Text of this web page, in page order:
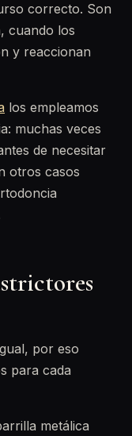
correcto. Son
cuando los
y reaccionan
los empleamos
muchas veces
de necesitar
otros casos
por eso
para cada
metálica